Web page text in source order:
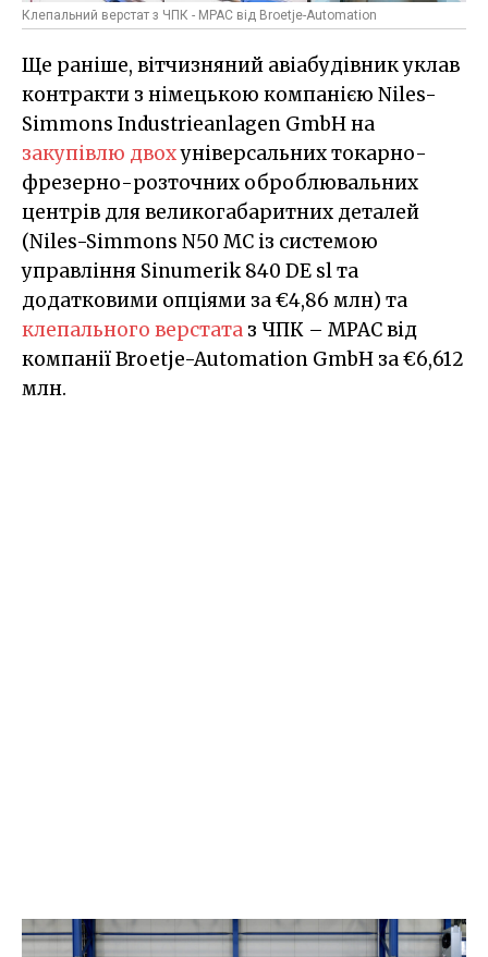
Клепальний верстат з ЧПК - МРАС від Broetje-Automation
Ще раніше, вітчизняний авіабудівник уклав
контракти з німецькою компанією Niles-
Simmons Industrieanlagen GmbH на
закупівлю двохуніверсальних токарно-
фрезерно-розточних оброблювальних
центрів для великогабаритних деталей
(Niles-Simmons N50 MC із системою
управління Sinumerik 840 DE sl та
додатковими опціями за €4,86 млн) та
клепального верстата з ЧПК – МРАС від
компанії Broetje-Automation GmbH за €6,612
млн.